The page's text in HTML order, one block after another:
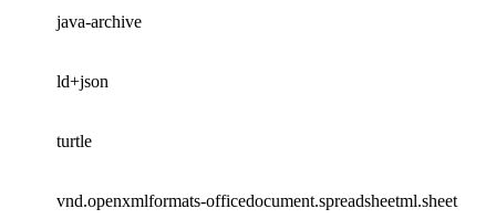
java-archive
ld+json
turtle
vnd.openxmlformats-officedocument.spreadsheetml.sheet